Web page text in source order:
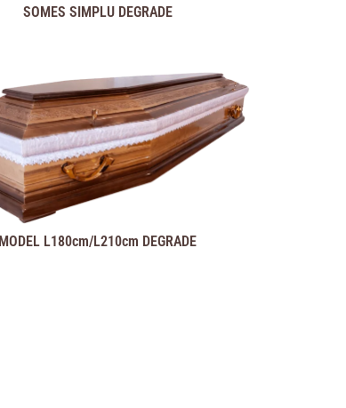
SOMES SIMPLU DEGRADE
MODEL L180cm/L210cm DEGRADE